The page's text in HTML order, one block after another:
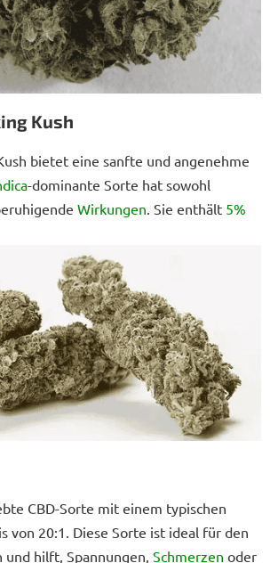
Kush
bietet eine sanfte und angenehme
-dominante Sorte hat sowohl
Wirkungen . Sie enthält 5%
CBD-Sorte mit einem typischen
von 20:1. Diese Sorte ist ideal für den
und hilft, Spannungen, Schmerzen oder